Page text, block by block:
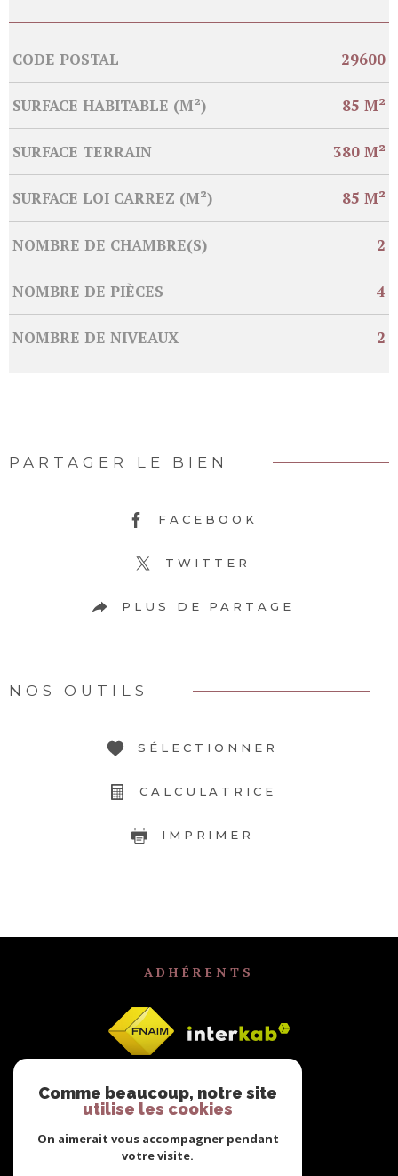
Caractérisque Valeurs
CODE POSTAL 29600
SURFACE HABITABLE (M²) 85 M²
SURFACE TERRAIN 380 M²
SURFACE LOI CARREZ (M²) 85 M²
NOMBRE DE CHAMBRE(S) 2
NOMBRE DE PIÈCES 4
NOMBRE DE NIVEAUX 2
PARTAGER LE BIEN
FACEBOOK
TWITTER
PLUS DE PARTAGE
NOS OUTILS
SÉLECTIONNER
CALCULATRICE
IMPRIMER
ADHÉRENTS
Comme beaucoup, notre site
utilise les cookies
On aimerait vous accompagner pendant
votre visite.